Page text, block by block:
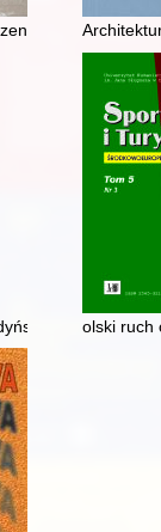
w połowie
olski ruch